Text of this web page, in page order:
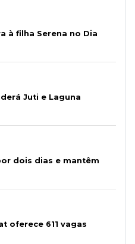
à filha Serena no Dia
Juti e Laguna
dois dias e mantêm
oferece 611 vagas